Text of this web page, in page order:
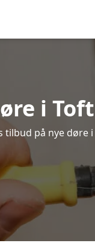
i
tilbud på nye